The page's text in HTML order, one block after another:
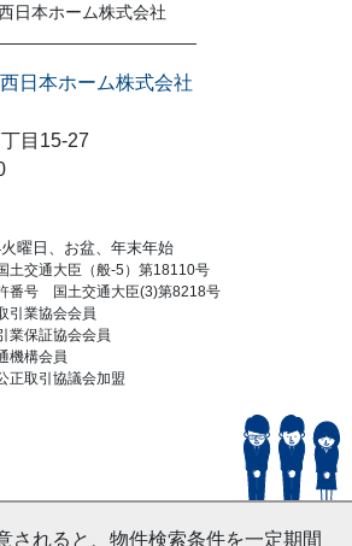
されると、物件検索条件を一定期間
日本ホーム株式会社
日本ホーム株式会社
丁目15-27
曜日、お盆、年末年始
土交通大臣（般-5）第18110号
番号 国土交通大臣(3)第8218号
引業協会会員
業保証協会会員
機構会員
正取引協議会加盟
© HouseDoYonago